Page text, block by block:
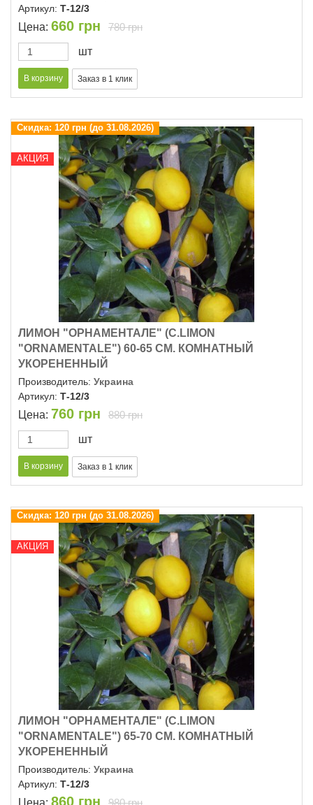
Артикул: Т-12/3
Цена: 660 грн 780 грн
шт
АКЦИЯ
Скидка: 120 грн (до 31.08.2026)
ЛИМОН "ОРНАМЕНТАЛЕ" (C.LIMON
"ОRNAMENTALE") 60-65 СМ. КОМНАТНЫЙ
УКОРЕНЕННЫЙ
Производитель: Украина
Артикул: Т-12/3
Цена: 760 грн 880 грн
шт
АКЦИЯ
Скидка: 120 грн (до 31.08.2026)
ЛИМОН "ОРНАМЕНТАЛЕ" (C.LIMON
"ОRNAMENTALE") 65-70 СМ. КОМНАТНЫЙ
УКОРЕНЕННЫЙ
Производитель: Украина
Артикул: Т-12/3
Цена: 860 грн 980 грн